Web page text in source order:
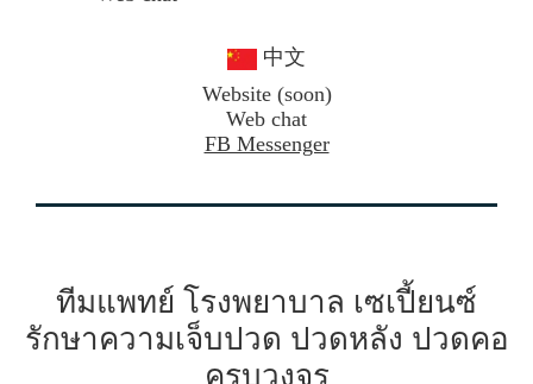
中文
Website (soon)
Web chat
FB Messenger
ทีมแพทย์ โรงพยาบาล เซเปี้ยนซ์
รักษาความเจ็บปวด ปวดหลัง ปวดคอ
ครบวงจร